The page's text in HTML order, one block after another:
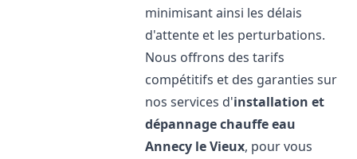
minimisant ainsi les délais
d'attente et les perturbations.
Nous offrons des tarifs
compétitifs et des garanties sur
nos services d'installation et
dépannage chauffe eau
Annecy le Vieux, pour vous